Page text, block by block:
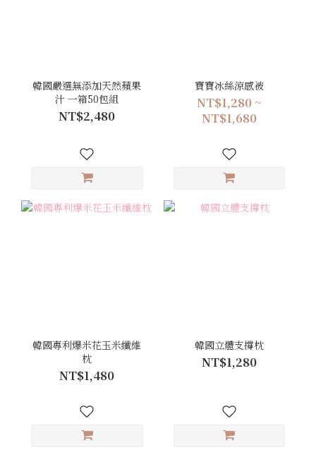
韓國嚴選無添加天然蘋果
汁 一箱50包組
NT$2,480
寶寶冰絲涼感被
NT$1,280 ~
NT$1,680
韓國專利爆米花玉米纖維
枕
NT$1,480
韓國立體支撐枕
NT$1,280